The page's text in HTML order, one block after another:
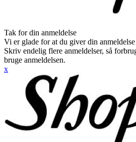
Tak for din anmeldelse
Vi er glade for at du giver din
Skriv endelig flere anmeldelser, så
bruge anmeldelsen.
x